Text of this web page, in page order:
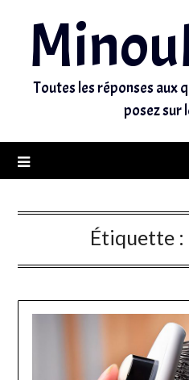
Toutes les réponses aux
posez sur
Étiquette :